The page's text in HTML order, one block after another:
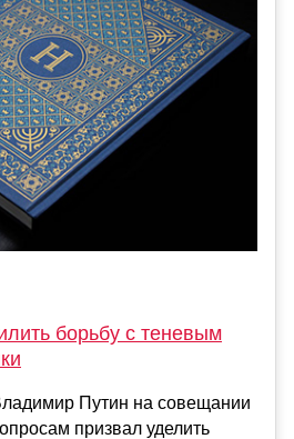
борьбу с теневым
Путин на совещании
призвал уделить